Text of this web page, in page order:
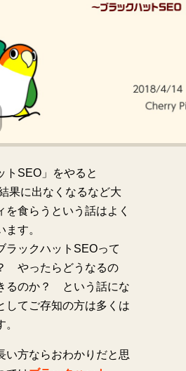
トSEO」をやると
果に出なくなるなど大
を食らうという話はよく
す。
ラックハットSEOって
やったらどうなるの
るのか？ という話にな
してご存知の方は多くは
い方ならおわかりだと思